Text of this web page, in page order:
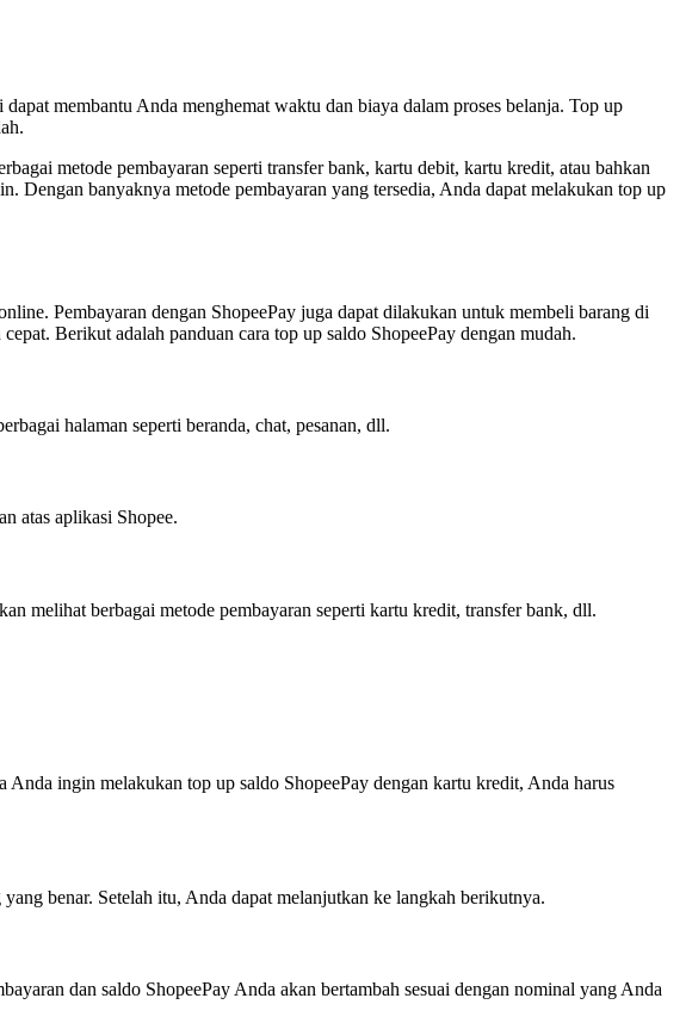
membantu Anda menghemat waktu dan biaya dalam proses belanja. Top up
metode pembayaran seperti transfer bank, kartu debit, kartu kredit, atau bahkan
banyaknya metode pembayaran yang tersedia, Anda dapat melakukan top up
Pembayaran dengan ShopeePay juga dapat dilakukan untuk membeli barang di
Berikut adalah panduan cara top up saldo ShopeePay dengan mudah.
halaman seperti beranda, chat, pesanan, dll.
atas aplikasi Shopee.
melihat berbagai metode pembayaran seperti kartu kredit, transfer bank, dll.
ingin melakukan top up saldo ShopeePay dengan kartu kredit, Anda harus
benar. Setelah itu, Anda dapat melanjutkan ke langkah berikutnya.
dan saldo ShopeePay Anda akan bertambah sesuai dengan nominal yang Anda